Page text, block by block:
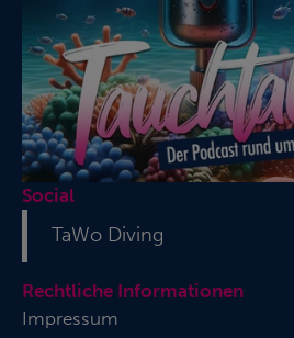
Social
TaWo Diving
Rechtliche Informationen
Impressum